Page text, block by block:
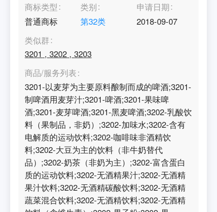
商标类型
普通商标
类别
第32类
申请日期
2018-09-07
类似群
3201 ,3202 ,3203
商品/服务列表
3201-以麦芽为主要原料酿制而成的啤酒;3201-
制啤酒用麦芽汁;3201-啤酒;3201-果味啤
酒;3201-麦芽啤酒;3201-黑麦啤酒;3202-乳酸饮
料（果制品，非奶）;3202-加味水;3202-含有
电解质的运动饮料;3202-咖啡味非酒精饮
料;3202-大豆为主的饮料（非牛奶替代
品）;3202-奶茶（非奶为主）;3202-富含蛋白
质的运动饮料;3202-无酒精果汁;3202-无酒精
果汁饮料;3202-无酒精碳酸饮料;3202-无酒精
蔬菜混合饮料;3202-无酒精饮料;3202-无酒精